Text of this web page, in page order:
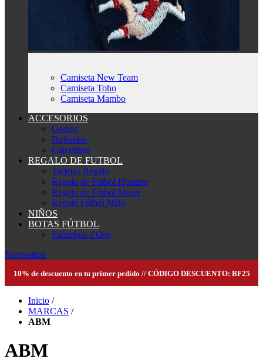
Camiseta New Team
Camiseta Toho
Camiseta Mambo
ACCESORIOS
Gorros
Bufandas
Calcetines
REGALO DE FUTBOL
Tarjetas Regalo
Regalo de Fútbol Hombre
Regalo de Fútbol Mujer
Regalo Fútbol Niño
NIÑOS
BOTAS FÚTBOL
Pantofola d'Oro
Navigation
10% de descuento en tu primer pedido // CÓDIGO DESCUENTO: BF25
Inicio /
MARCAS /
ABM
ABM